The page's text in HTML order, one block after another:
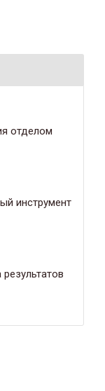
отделом
инструмент